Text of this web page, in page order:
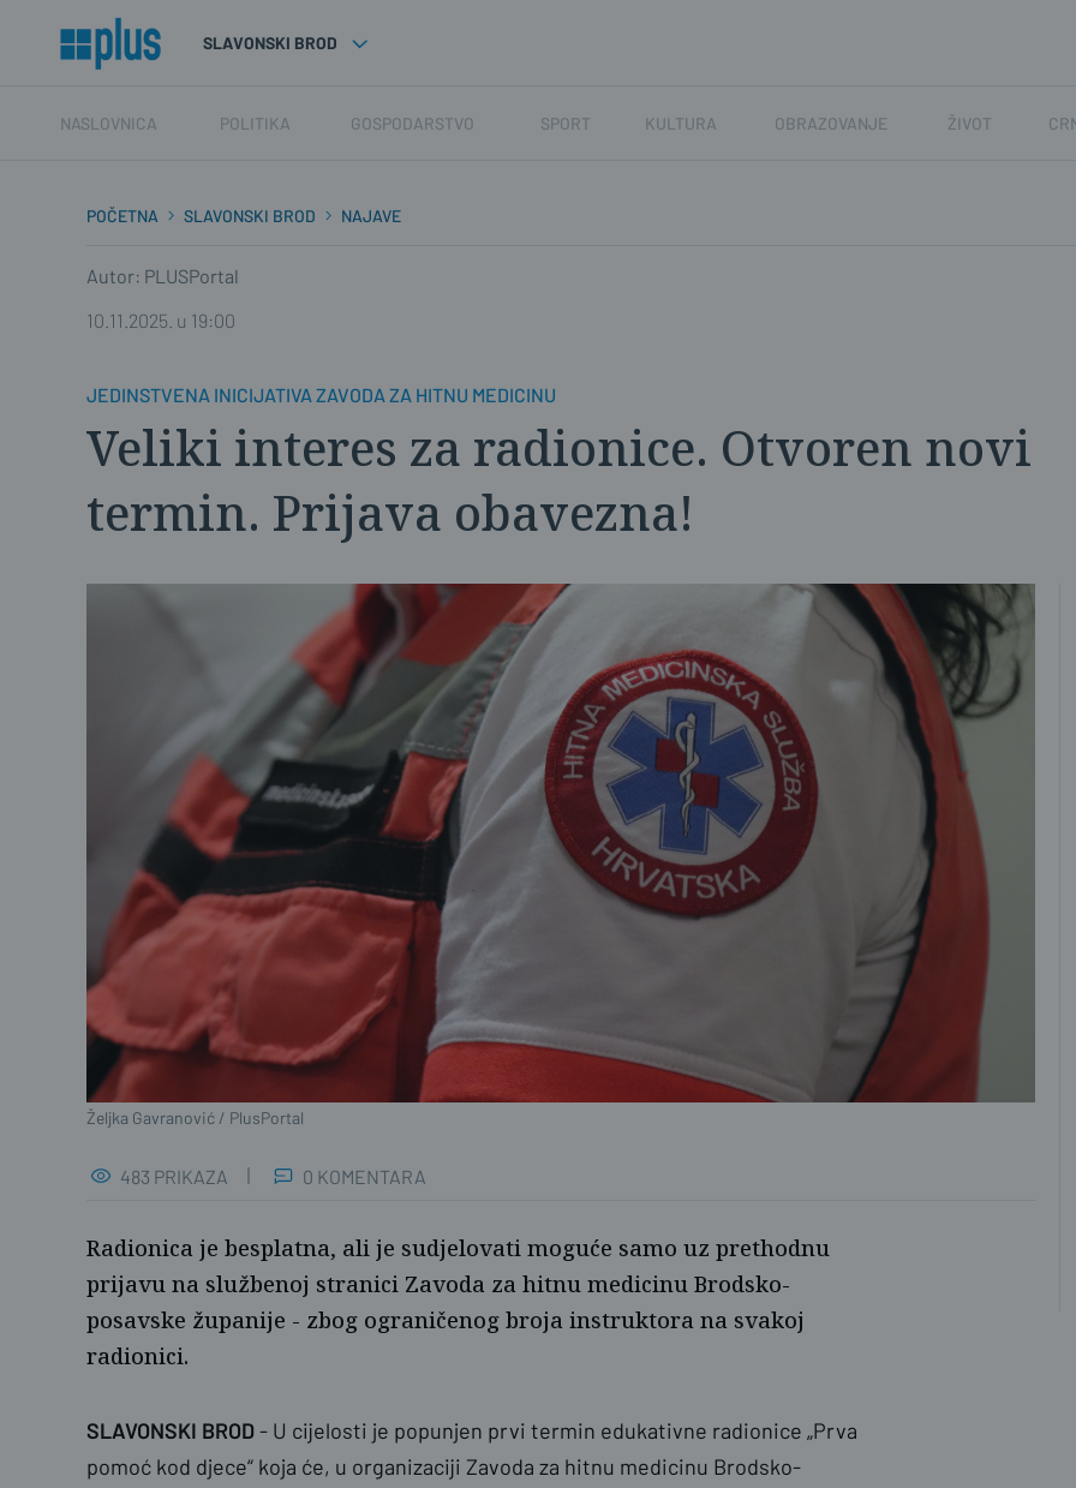
SLAVONSKI BROD
NASLOVNICA POLITIKA GOSPODARSTVO SPORT KULTURA OBRAZOVANJE ŽIVOT
POČETNA SLAVONSKI BROD NAJAVE
Autor: PLUSPortal
10.11.2025. u 19:00
JEDINSTVENA INICIJATIVA ZAVODA ZA HITNU MEDICINU
Veliki interes za radionice. Otvoren novi
termin. Prijava obavezna!
Željka Gavranović / PlusPortal
483 PRIKAZA 0 KOMENTARA
Radionica je besplatna, ali je sudjelovati moguće samo uz prethodnu
prijavu na službenoj stranici Zavoda za hitnu medicinu Brodsko-
posavske županije - zbog ograničenog broja instruktora na svakoj
radionici.
SLAVONSKI BROD- U cijelosti je popunjen prvi termin edukativne radionice „Prva
pomoć kod djece“ koja će, u organizaciji Zavoda za hitnu medicinu Brodsko-